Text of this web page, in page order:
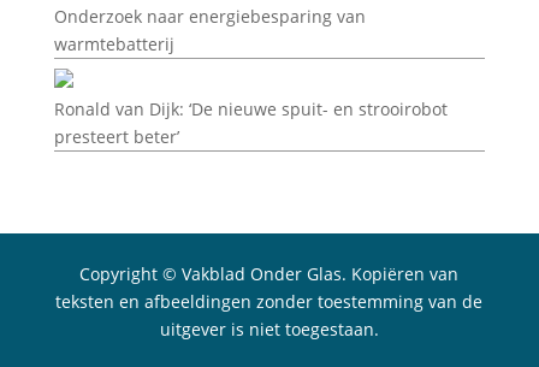
Onderzoek naar energiebesparing van
warmtebatterij
Ronald van Dijk: ‘De nieuwe spuit- en strooirobot
presteert beter’
Copyright © Vakblad Onder Glas. Kopiëren van
teksten en afbeeldingen zonder toestemming van de
uitgever is niet toegestaan.